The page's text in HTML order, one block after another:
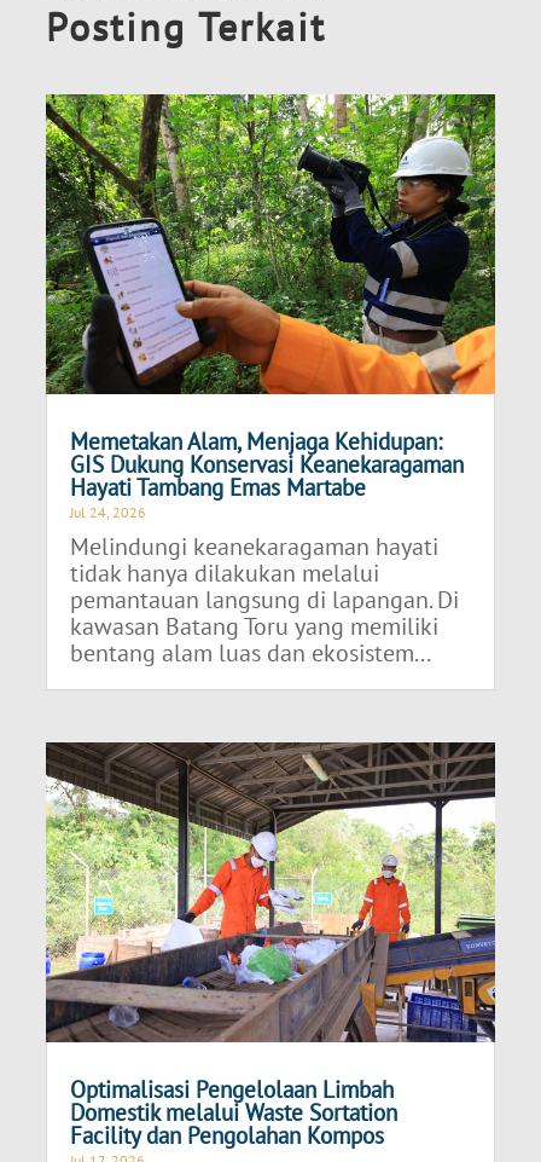
Posting Terkait
Memetakan Alam, Menjaga Kehidupan:
GIS Dukung Konservasi Keanekaragaman
Hayati Tambang Emas Martabe
Jul 24, 2026
Melindungi keanekaragaman hayati
tidak hanya dilakukan melalui
pemantauan langsung di lapangan. Di
kawasan Batang Toru yang memiliki
bentang alam luas dan ekosistem...
Optimalisasi Pengelolaan Limbah
Domestik melalui Waste Sortation
Facility dan Pengolahan Kompos